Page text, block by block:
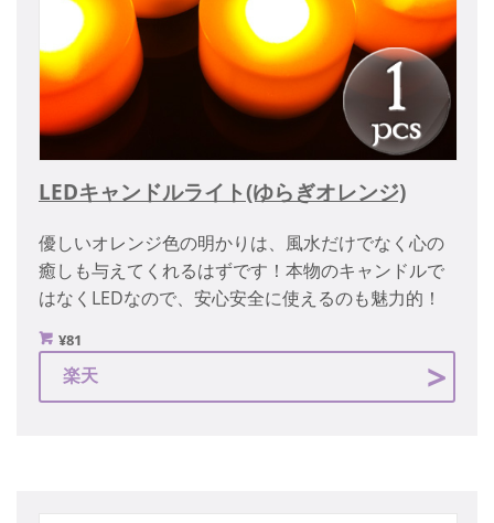
LEDキャンドルライト(ゆらぎオレンジ)
優しいオレンジ色の明かりは、風水だけでなく心の
癒しも与えてくれるはずです！本物のキャンドルで
はなくLEDなので、安心安全に使えるのも魅力的！
¥81
楽天